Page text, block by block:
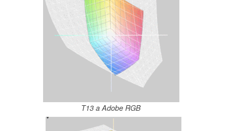
T13 a Adobe RGB